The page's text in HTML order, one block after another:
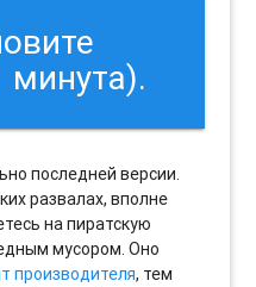
минута).
последней версии.
развалах, вполне
на пиратскую
мусором. Оно
производителя, тем